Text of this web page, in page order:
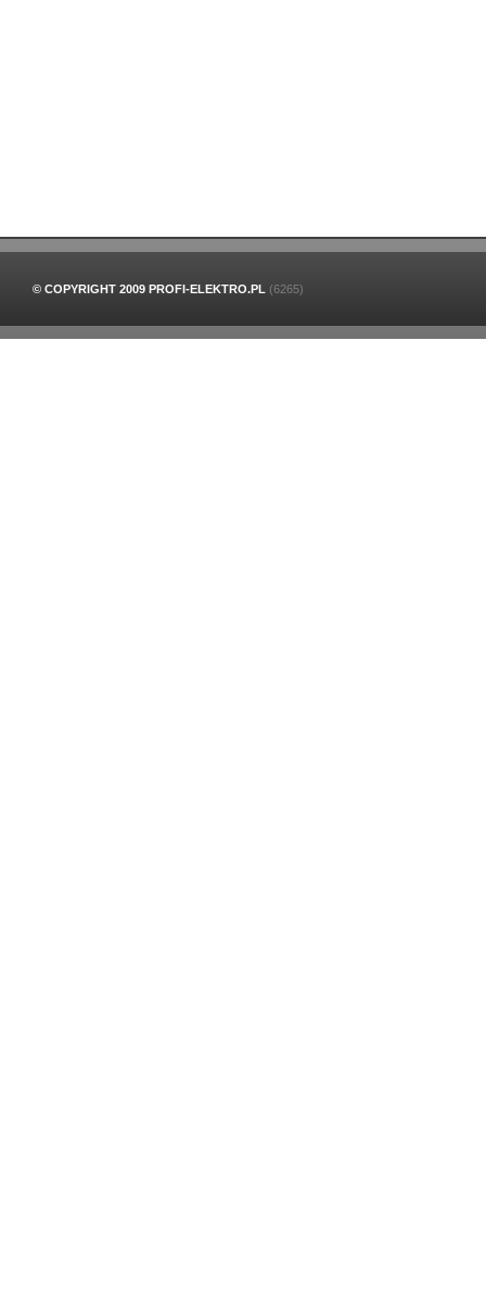
© COPYRIGHT 2009 PROFI-ELEKTRO.PL (6265)